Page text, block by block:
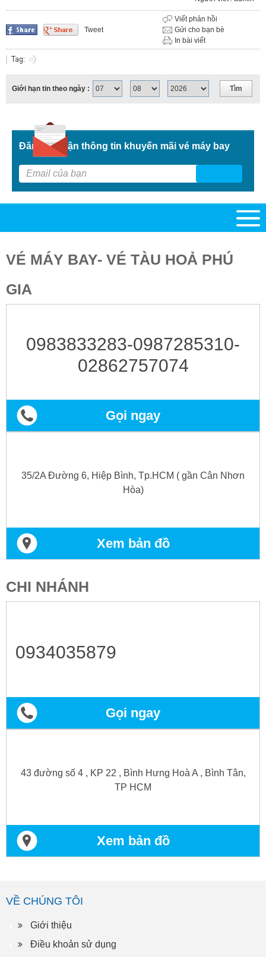
Tweet
Viết phản hồi
Gửi cho bạn bè
In bài viết
Giới hạn tin theo ngày :
Đăng kí nhận thông tin khuyến mãi vé máy bay
VÉ MÁY BAY- VÉ TÀU HOẢ PHÚ
GIA
0983833283-0987285310-
02862757074
Gọi ngay
35/2A Đường 6, Hiệp Bình, Tp.HCM ( gần Cân Nhơn
Hòa)
Xem bản đồ
CHI NHÁNH
0934035879
Gọi ngay
43 đường số 4 , KP 22 , Bình Hưng Hoà A , Bình Tân,
TP HCM
Xem bản đồ
VỀ CHÚNG TÔI
Giới thiệu
Điều khoản sử dụng